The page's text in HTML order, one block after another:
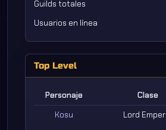
Guilds totales
Usuarios en línea
Top Level
Personaje Clase
Kosu
Lord